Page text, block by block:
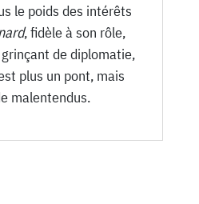
le poids des intérêts
, fidèle à son rôle,
de diplomatie,
plus un pont, mais
malentendus.